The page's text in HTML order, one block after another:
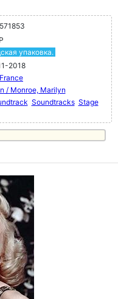
упаковка.
2018
/ Monroe, Marilyn
Soundtracks Stage